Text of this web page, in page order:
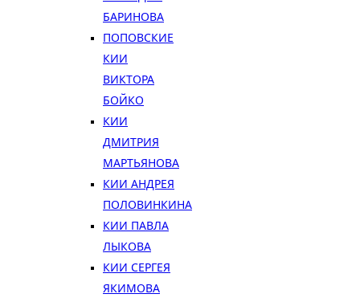
БАРИНОВА
ПОПОВСКИЕ
КИИ
ВИКТОРА
БОЙКО
КИИ
ДМИТРИЯ
МАРТЬЯНОВА
КИИ АНДРЕЯ
ПОЛОВИНКИНА
КИИ ПАВЛА
ЛЫКОВА
КИИ СЕРГЕЯ
ЯКИМОВА